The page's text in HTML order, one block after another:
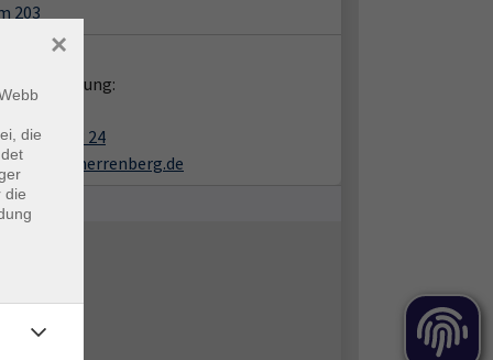
203
Beratung:
- 2703 24
die
die
×